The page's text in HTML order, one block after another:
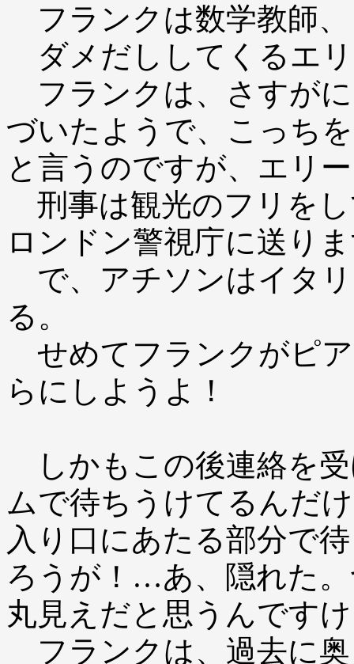
フランクは数学教師
ダメだししてくるエ
フランクは、さすが
づいたようで、こっち
と言うのですが、エリ
刑事は観光のフリを
ロンドン警視庁に送り
で、アチソンはイタ
る。
せめてフランクがピ
らにしようよ！
しかもこの後連絡を
ムで待ちうけてるんだ
入り口にあたる部分で
ろうが！…あ、隠れた
丸見えだと思うんです
フランクは、過去に